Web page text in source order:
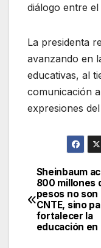
diálogo entre
La presidenta
avanzando en
educativas, al
comunicación
expresiones
de
Sheinbaum
800 millones
pesos no son
CNTE, sino
fortalecer la
educación en